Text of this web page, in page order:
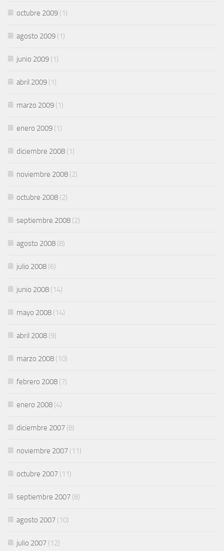
octubre 2009 (1)
agosto 2009 (1)
junio 2009 (1)
abril 2009 (1)
marzo 2009 (1)
enero 2009 (1)
diciembre 2008 (1)
noviembre 2008 (2)
octubre 2008 (2)
septiembre 2008 (2)
agosto 2008 (8)
julio 2008 (6)
junio 2008 (14)
mayo 2008 (14)
abril 2008 (9)
marzo 2008 (10)
febrero 2008 (7)
enero 2008 (4)
diciembre 2007 (8)
noviembre 2007 (11)
octubre 2007 (11)
septiembre 2007 (8)
agosto 2007 (10)
julio 2007 (12)